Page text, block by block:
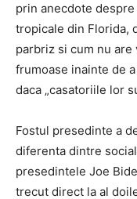
prin anecdote
tropicale din Florida,
parbriz si cum nu are
frumoase inainte de
daca „casatoriile lor
Fostul presedinte a
diferenta dintre
presedintele Joe
trecut direct la al